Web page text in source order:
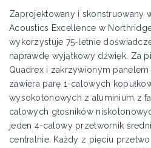
Zaprojektowany i skonstruowany
Acoustics Excellence w
wykorzystuje 75-letnie
naprawdę wyjątkowy dźwięk. Za
Quadrex i zakrzywionym panelem
zawiera parę 1-calowych
wysokotonowych z aluminium z
calowych głośników
jeden 4-calowy przetwornik
centralnie. Każdy z pięciu